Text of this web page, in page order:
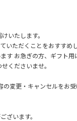
いたします。
いただくことをおすすめし
す お急ぎの方、ギフト
くださいませ。
変更・キャンセルをお受
ざいます。